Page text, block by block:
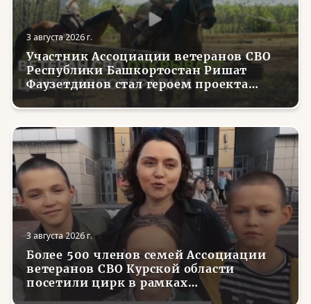
3 августа 2026 г.
Участник Ассоциации ветеранов СВО
Республики Башкортостан Ришат
Фаузетдинов стал героем проекта
телеканала RT.Док «Держи удар! С
Николаем Валуевым»
3 августа 2026 г.
Более 500 членов семей Ассоциации
ветеранов СВО Курской области
посетили цирк в рамках
всероссийской акции